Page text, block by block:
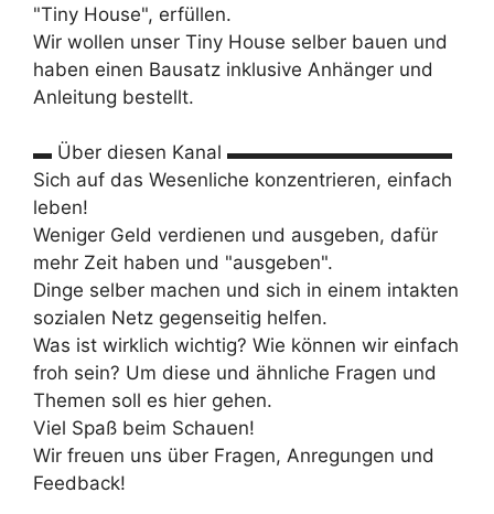
"Tiny House", erfüllen.
Wir wollen unser Tiny House selber bauen und
haben einen Bausatz inklusive Anhänger und
Anleitung bestellt.
▬ Über diesen Kanal ▬▬▬▬▬▬▬▬▬▬▬▬
Sich auf das Wesenliche konzentrieren, einfach
leben!
Weniger Geld verdienen und ausgeben, dafür
mehr Zeit haben und "ausgeben".
Dinge selber machen und sich in einem intakten
sozialen Netz gegenseitig helfen.
Was ist wirklich wichtig? Wie können wir einfach
froh sein? Um diese und ähnliche Fragen und
Themen soll es hier gehen.
Viel Spaß beim Schauen!
Wir freuen uns über Fragen, Anregungen und
Feedback!